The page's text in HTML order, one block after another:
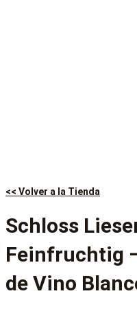
<< Volver a la Tienda
Schloss
Feinfruchtig
de Vino